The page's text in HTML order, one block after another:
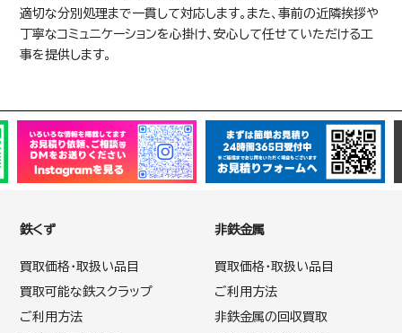
適切な分別処理まで一貫して対応します。また、事前の近隣挨拶や
丁寧なコミュニケーションを心掛け、安心して任せていただける工
事を提供します。
鉄くず
買取価格・取扱い品目
買取可能な鉄スクラップ
ご利用方法
非鉄金属
買取価格・取扱い品目
ご利用方法
非鉄金属の回収買取